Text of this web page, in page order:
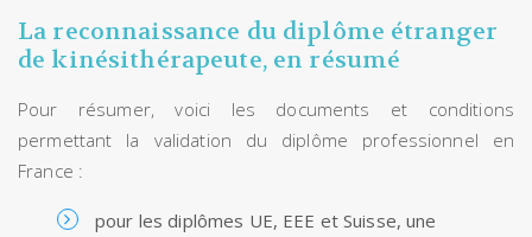
La reconnaissance du diplôme étranger
de kinésithérapeute, en résumé
Pour résumer, voici les documents et conditions
permettant la validation du diplôme professionnel en
France :
pour les diplômes UE, EEE et Suisse, une